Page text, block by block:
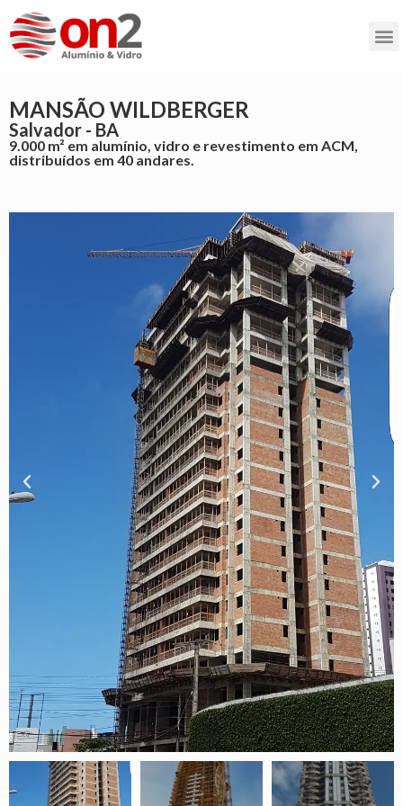
MANSÃO WILDBERGER
Salvador - BA
9.000 m² em alumínio, vidro e revestimento em ACM,
distribuídos em 40 andares.